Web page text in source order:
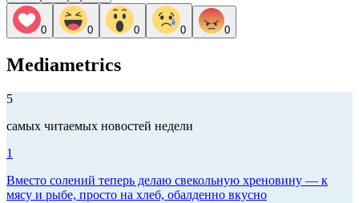
0 0 0 0 0
Mediametrics
5
самых читаемых новостей недели
1
Вместо солений теперь делаю свекольную хреновину — к
мясу и рыбе, просто на хлеб, обалденно вкусно